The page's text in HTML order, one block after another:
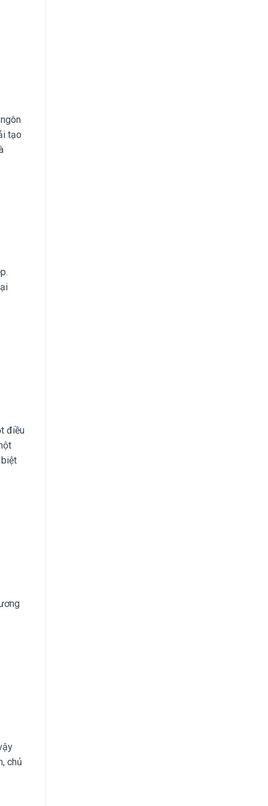
tạo
điều
chủ